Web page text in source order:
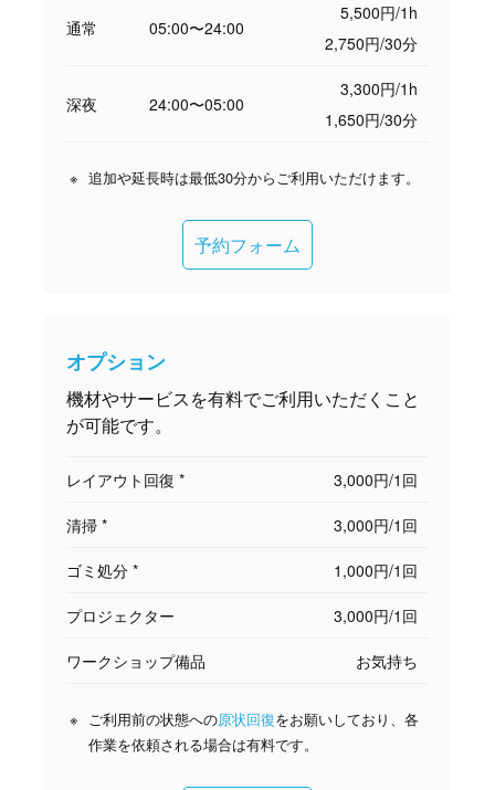
通常 05:00〜24:00
5,500円/1h
2,750円/30分
深夜 24:00〜05:00
3,300円/1h
1,650円/30分
追加や延長時は最低30分からご利用いただけます。
予約フォーム
オプション
機材やサービスを有料でご利用いただくこと
が可能です。
レイアウト回復 * 3,000円/1回
清掃 * 3,000円/1回
ゴミ処分 * 1,000円/1回
プロジェクター 3,000円/1回
ワークショップ備品 お気持ち
ご利用前の状態への原状回復をお願いしており、各
作業を依頼される場合は有料です。